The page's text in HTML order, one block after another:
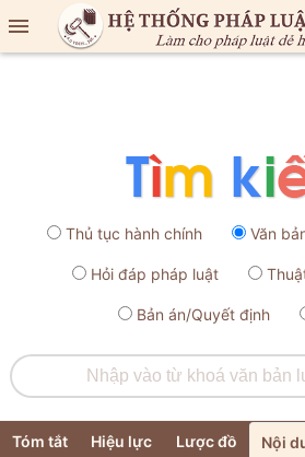

Thủ tục hành chính Văn
Hỏi đáp pháp luật
Bản án/Quyết định
Tóm tắt Hiệu lực Lược đồ Nội